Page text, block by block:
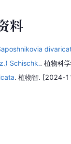
料
Schischk.. 植物科
. 植物智. [2024-